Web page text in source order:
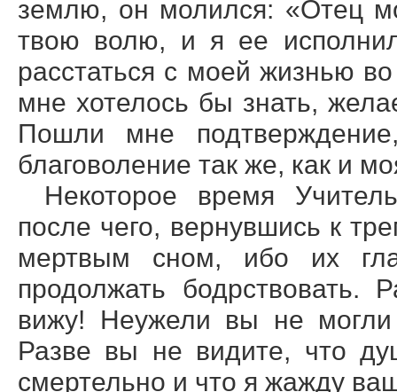
землю, он молился: «Отец
твою волю, и я ее
расстаться с моей жизнью
мне хотелось бы знать,
Пошли мне
благоволение так же, как и
Некоторое время
после чего, вернувшись к
мертвым сном, ибо их
продолжать бодрствовать.
вижу! Неужели вы не
Разве вы не видите, что
смертельно и что я жажду